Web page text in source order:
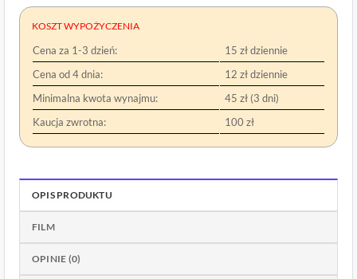
KOSZT WYPOŻYCZENIA
Cena za 1-3 dzień:
15 zł dziennie
Cena od 4 dnia:
12 zł dziennie
Minimalna kwota wynajmu:
45 zł (3 dni)
Kaucja zwrotna:
100 zł
OPIS PRODUKTU
FILM
OPINIE (0)